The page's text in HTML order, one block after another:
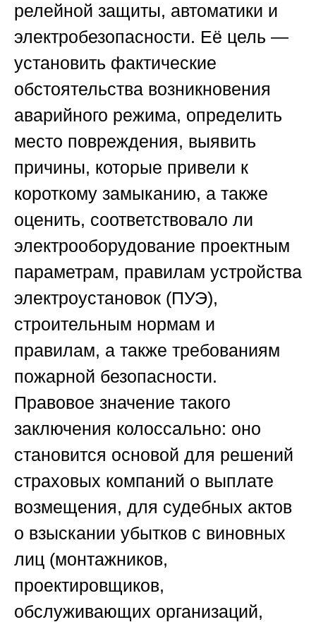
релейной защиты, автоматики и
электробезопасности. Её цель —
установить фактические
обстоятельства возникновения
аварийного режима, определить
место повреждения, выявить
причины, которые привели к
короткому замыканию, а также
оценить, соответствовало ли
электрооборудование проектным
параметрам, правилам устройства
электроустановок (ПУЭ),
строительным нормам и
правилам, а также требованиям
пожарной безопасности.
Правовое значение такого
заключения колоссально: оно
становится основой для решений
страховых компаний о выплате
возмещения, для судебных актов
о взыскании убытков с виновных
лиц (монтажников,
проектировщиков,
обслуживающих организаций,